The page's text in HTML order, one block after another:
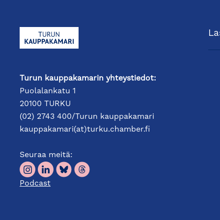
Turun kauppakamarin yhteystiedot:
Puolalankatu 1
20100 TURKU
(02) 2743 400/Turun kauppakamari
kauppakamari(at)turku.chamber.fi
Seuraa meitä:
Podcast